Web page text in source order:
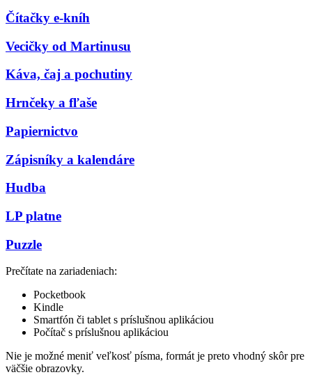
Čítačky e-kníh
Vecičky od Martinusu
Káva, čaj a pochutiny
Hrnčeky a fľaše
Papiernictvo
Zápisníky a kalendáre
Hudba
LP platne
Puzzle
Prečítate na zariadeniach:
Pocketbook
Kindle
Smartfón či tablet s príslušnou aplikáciou
Počítač s príslušnou aplikáciou
Nie je možné meniť veľkosť písma, formát je preto vhodný skôr pre
väčšie obrazovky.